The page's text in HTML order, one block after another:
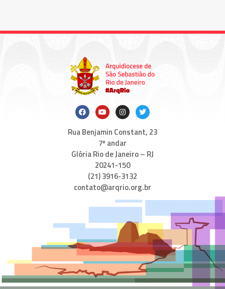
Rua Benjamin Constant, 23
7º andar
Glória Rio de Janeiro – RJ
20241-150
(21) 3916-3132
contato@arqrio.org.br